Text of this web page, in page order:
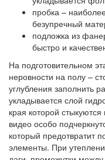
пробка –
безупречный
подложка из
быстро и
На подготовительном
неровности на полу –
углубления заполнить
укладывается слой
края которой
видео особо
который предотвратит
элементы. При